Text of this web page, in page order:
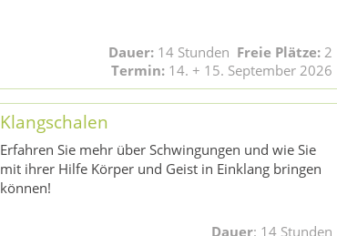
Dauer: 14 Stunden Freie Plätze:2
Termin: 14. + 15. September 2026
Klangschalen
Erfahren Sie mehr über Schwingungen und wie Sie
mit ihrer Hilfe Körper und Geist in Einklang bringen
können!
Dauer: 14 Stunden